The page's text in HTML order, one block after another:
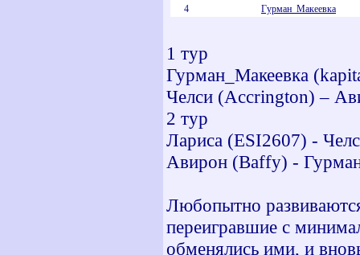
4
Гурман_Макеевка
1 тур
Гурман_Макеевка
Челси (Accrington) –
2 тур
Лариса (ESI2607) -
Авирон (Baffy) -
Любопытно
переигравшие с
обменялись ими, и